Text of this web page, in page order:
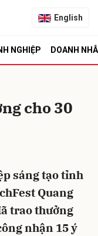
English
NGHIỆP DOANH
cho 30
sáng tạo tỉnh
Quang
trao thưởng
nhận 15 ý
Hủy